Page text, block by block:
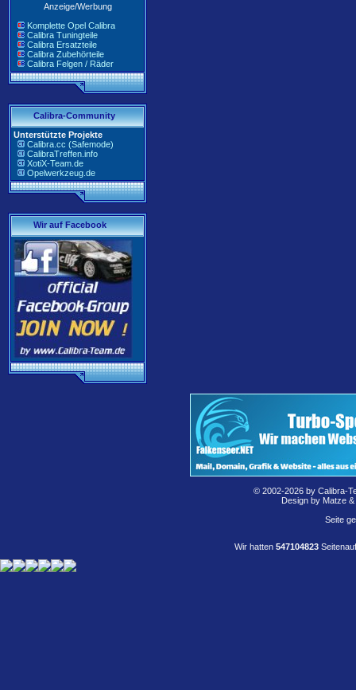
Anzeige/Werbung
Komplette Opel Calibra
Calibra Tuningteile
Calibra Ersatzteile
Calibra Zubehörteile
Calibra Felgen / Räder
Calibra-Community
Unterstützte Projekte
Calibra.cc (Safemode)
CalibraTreffen.info
XotiX-Team.de
Opelwerkzeug.de
Wir auf Facebook
© 2002-2026 by Calibra-
Design by Matze
Seite
Wir hatten 547104823